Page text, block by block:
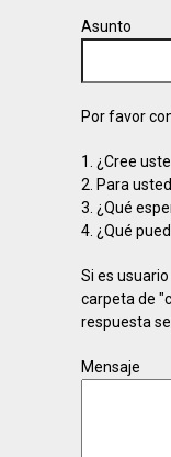
Asunto
Por favor
1. ¿Cree
2. Para
3. ¿Qué
4. ¿Qué
Si es
carpeta de
respuesta
Mensaje